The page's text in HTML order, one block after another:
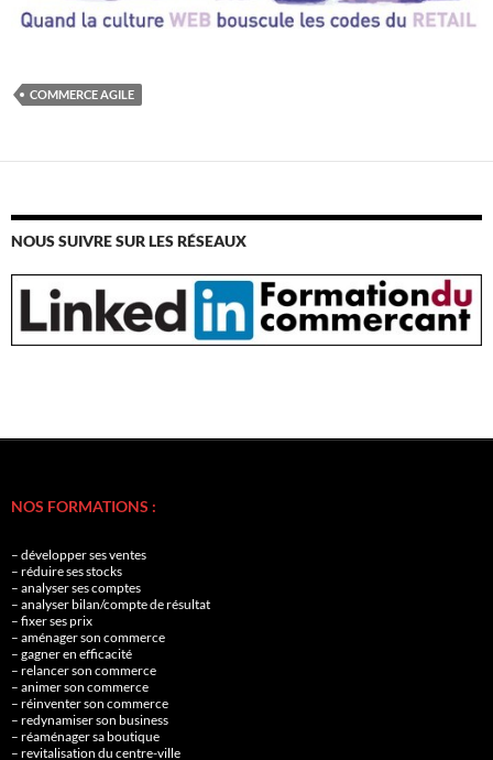
COMMERCE AGILE
NOUS SUIVRE SUR LES RÉSEAUX
NOS FORMATIONS :
– développer ses ventes
– réduire ses stocks
– analyser ses comptes
– analyser bilan/compte de résultat
– fixer ses prix
– aménager son commerce
– gagner en efficacité
– relancer son commerce
– animer son commerce
– réinventer son commerce
– redynamiser son business
– réaménager sa boutique
– revitalisation du centre-ville